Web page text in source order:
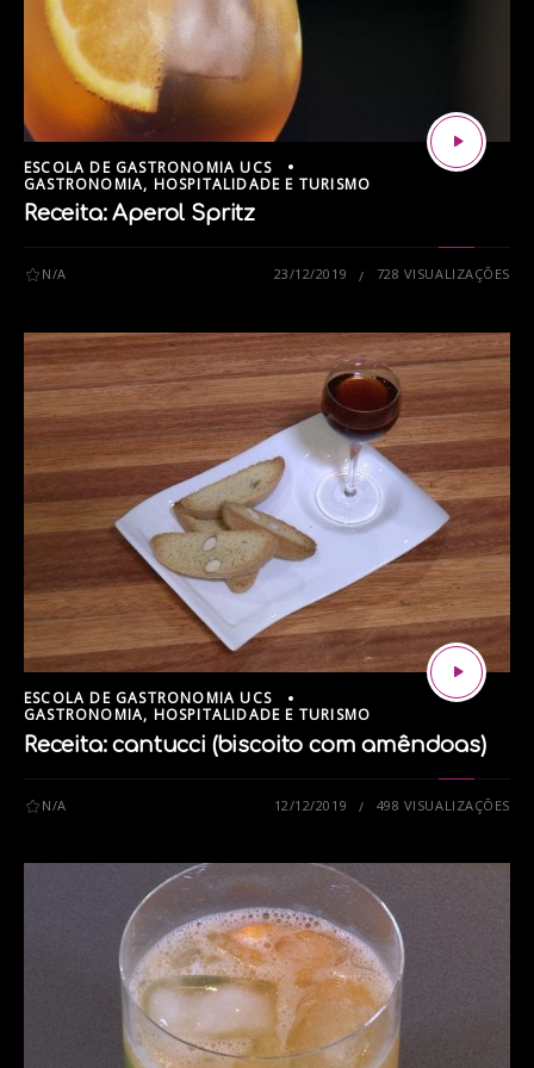
ESCOLA DE GASTRONOMIA UCS
GASTRONOMIA, HOSPITALIDADE E TURISMO
Receita: Aperol Spritz
N/A 23/12/2019 728 VISUALIZAÇÕES
ESCOLA DE GASTRONOMIA UCS
GASTRONOMIA, HOSPITALIDADE E TURISMO
Receita: cantucci (biscoito com amêndoas)
N/A 12/12/2019 498 VISUALIZAÇÕES